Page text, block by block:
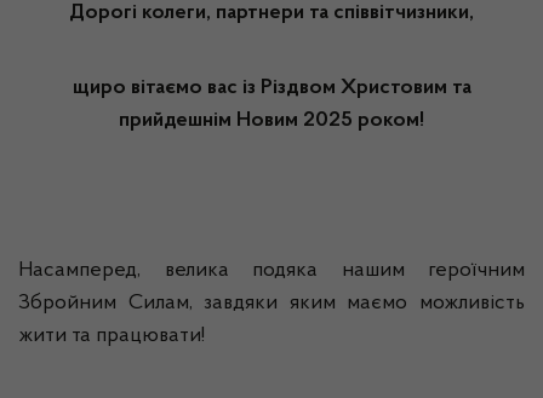
Дорогі колеги, партнери та співвітчизники,
щиро вітаємо вас із Різдвом Христовим та
прийдешнім Новим 2025 роком!
Насамперед, велика подяка нашим героїчним
Збройним Силам, завдяки яким маємо можливість
жити та працювати!